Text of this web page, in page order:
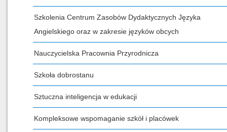
Szkolenia Centrum Zasobów Dydaktycznych Języka
Angielskiego oraz w zakresie języków obcych
Nauczycielska Pracownia Przyrodnicza
Szkoła dobrostanu
Sztuczna inteligencja w edukacji
Kompleksowe wspomaganie szkół i placówek